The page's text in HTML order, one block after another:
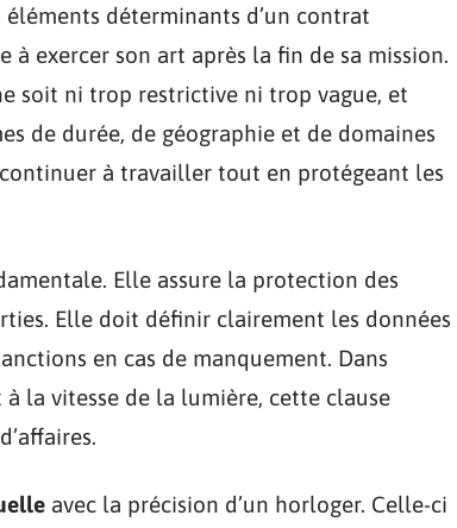
déterminants d’un contrat
exercer son art après la fin de sa mission.
soit ni trop restrictive ni trop vague, et
de durée, de géographie et de domaines
à travailler tout en protégeant les
Elle assure la protection des
Elle doit définir clairement les données
en cas de manquement. Dans
la vitesse de la lumière, cette clause
avec la précision d’un horloger. Celle-ci